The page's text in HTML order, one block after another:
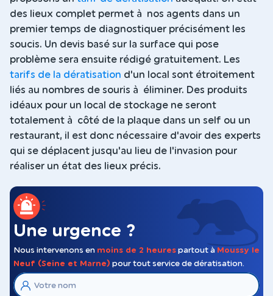
des lieux complet permet à nos agents dans un
premier temps de diagnostiquer précisément les
soucis. Un devis basé sur la surface qui pose
problème sera ensuite rédigé gratuitement. Les
tarifs de la dératisation d'un local sont étroitement
liés au nombres de souris à éliminer. Des produits
idéaux pour un local de stockage ne seront
totalement à côté de la plaque dans un self ou un
restaurant, il est donc nécessaire d'avoir des experts
qui se déplacent jusqu'au lieu de l'invasion pour
réaliser un état des lieux précis.
Une urgence ?
Nous intervenons en moins de 2 heures partout à Moussy le
Neuf (Seine et Marne) pour tout service de dératisation.